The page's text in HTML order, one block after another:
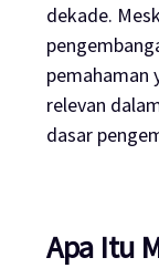
dekade.
pemahaman
relevan
dasar
Apa Itu